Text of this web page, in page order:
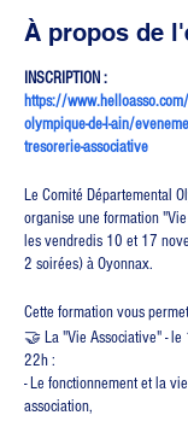
À propos de
INSCRIPTION :
https://
olympique-de-l-ain/
tresorerie-associative
Le Comité Départemental
organise une formation
les vendredis 10 et 17
2 soirées) à Oyonnax.
Cette formation vous
🤝 La "Vie Associative" -
22h :
- Le fonctionnement et la
association,